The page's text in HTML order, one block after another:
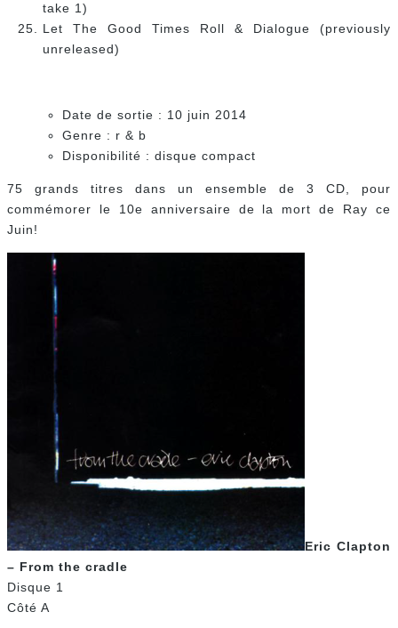
take 1)
Let The Good Times Roll & Dialogue (previously
unreleased)
Date de sortie : 10 juin 2014
Genre : r & b
Disponibilité : disque compact
75 grands titres dans un ensemble de 3 CD, pour
commémorer le 10e anniversaire de la mort de Ray ce
Juin!
Eric Clapton
– From the cradle
Disque 1
Côté A